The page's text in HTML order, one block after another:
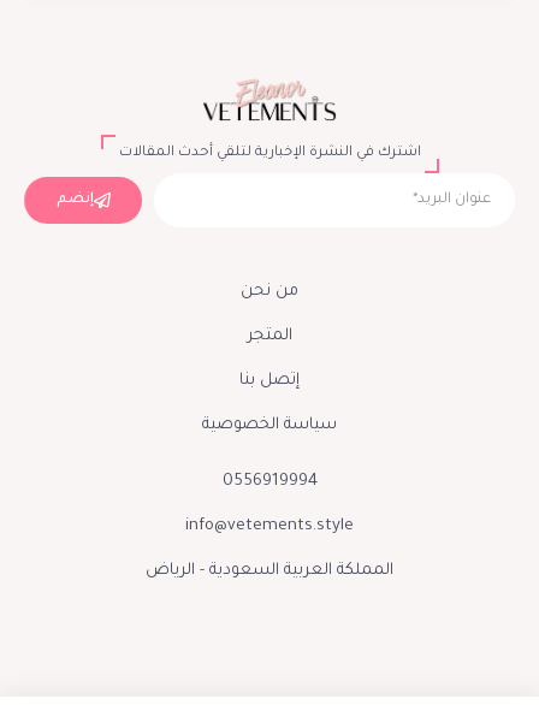
اشترك في النشرة الإخبارية لتلقي أحدث المقالات
إنضم
من نحن
المتجر
إتصل بنا
سياسة الخصوصية
0556919994
info@vetements.style
المملكة العربية السعودية - الرياض